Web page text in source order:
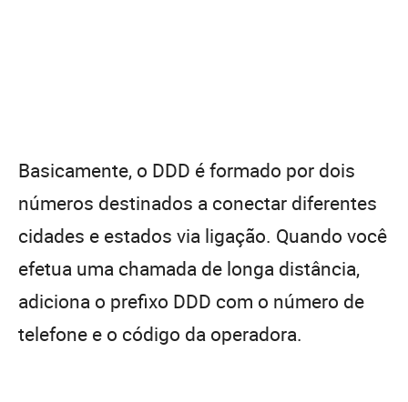
Basicamente, o DDD é formado por dois
números destinados a conectar diferentes
cidades e estados via ligação. Quando você
efetua uma chamada de longa distância,
adiciona o prefixo DDD com o número de
telefone e o código da operadora.